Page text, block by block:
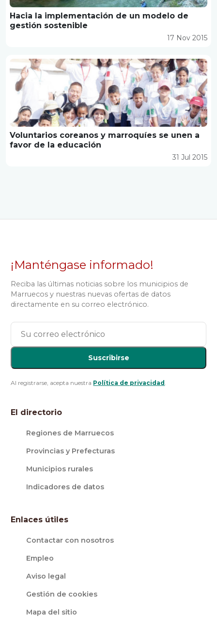
Hacia la implementación de un modelo de
gestión sostenible
17 Nov 2015
Voluntarios coreanos y marroquíes se unen a
favor de la educación
31 Jul 2015
¡Manténgase informado!
Reciba las últimas noticias sobre los municipios de
Marruecos y nuestras nuevas ofertas de datos
directamente en su correo electrónico.
Suscribirse
Al registrarse, acepta nuestra Política de privacidad
El directorio
Regiones de Marruecos
Provincias y Prefecturas
Municipios rurales
Indicadores de datos
Enlaces útiles
Contactar con nosotros
Empleo
Aviso legal
Gestión de cookies
Mapa del sitio